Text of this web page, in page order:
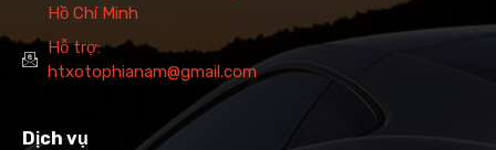
Hồ Chí Minh
Hỗ trợ:
htxotophianam@gmail.com
Dịch vụ